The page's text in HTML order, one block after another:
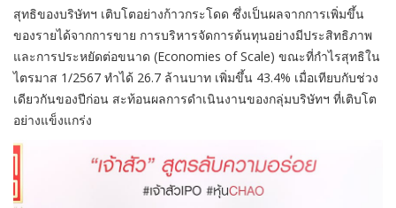
สุทธิของบริษัทฯ เติบโตอย่างก้าวกระโดด ซึ่งเป็นผลจากการเพิ่มขึ้น
ของรายได้จากการขาย การบริหารจัดการต้นทุนอย่างมีประสิทธิภาพ
และการประหยัดต่อขนาด (Economies of Scale) ขณะที่กำไรสุทธิใน
ไตรมาส 1/2567 ทำได้ 26.7 ล้านบาท เพิ่มขึ้น 43.4% เมื่อเทียบกับช่วง
เดียวกันของปีก่อน สะท้อนผลการดำเนินงานของกลุ่มบริษัทฯ ที่เติบโต
อย่างแข็งแกร่ง